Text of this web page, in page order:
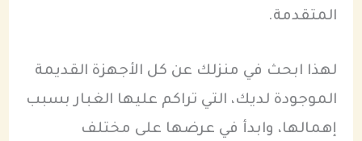
المتقدمة.
لهذا ابحث في منزلك عن كل الأجهزة القديمة
الموجودة لديك، التي تراكم عليها الغبار بسبب
إهمالها، وابدأ في عرضها على مختلف